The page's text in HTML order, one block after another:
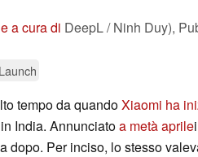
a cura di DeepL / Ninh Duy),
Launch
tempo da quandoXiaomi ha
India. Annunciatoa metà aprile
dopo. Per inciso, lo stesso